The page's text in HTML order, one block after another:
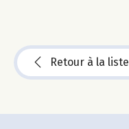
Retour à la liste